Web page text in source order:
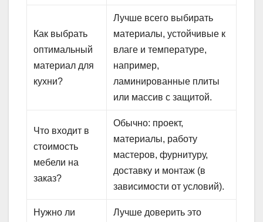
Как выбрать
оптимальный
материал для
кухни?
Лучше всего выбирать
материалы, устойчивые к
влаге и температуре,
например,
ламинированные плиты
или массив с защитой.
Что входит в
стоимость
мебели на
заказ?
Обычно: проект,
материалы, работу
мастеров, фурнитуру,
доставку и монтаж (в
зависимости от условий).
Нужно ли
Лучше доверить это